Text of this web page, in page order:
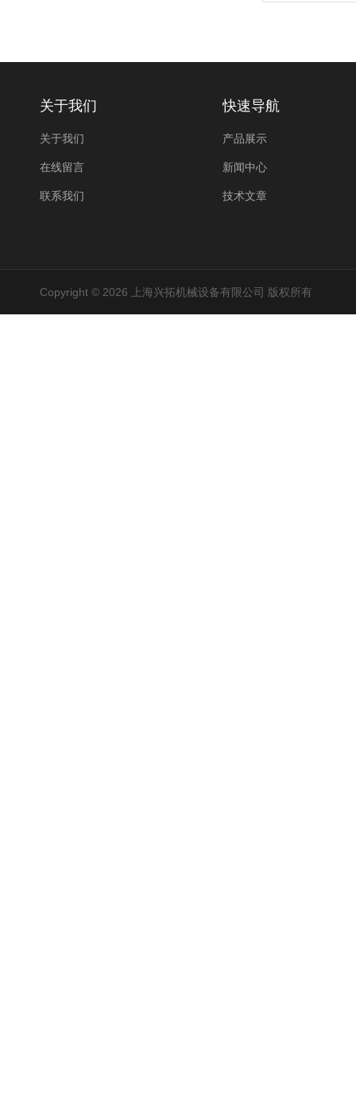
关于我们
关于我们
在线留言
联系我们
快速导航
产品展示
新闻中心
技术文章
Copyright © 2026 上海兴拓机械设备有限公司 版权所有